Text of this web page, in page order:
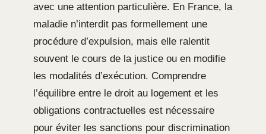
avec une attention particulière. En France, la
maladie n’interdit pas formellement une
procédure d’expulsion, mais elle ralentit
souvent le cours de la justice ou en modifie
les modalités d’exécution. Comprendre
l’équilibre entre le droit au logement et les
obligations contractuelles est nécessaire
pour éviter les sanctions pour discrimination